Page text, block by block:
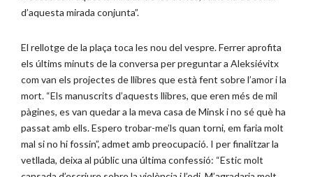
d’aquesta mirada conjunta”.
El rellotge de la plaça toca les nou del vespre. Ferrer aprofita
els últims minuts de la conversa per preguntar a Aleksiévitx
com van els projectes de llibres que està fent sobre l’amor i la
mort. “Els manuscrits d’aquests llibres, que eren més de mil
pàgines, es van quedar a la meva casa de Minsk i no sé què ha
passat amb ells. Espero trobar-me’ls quan torni, em faria molt
mal si no hi fossin”, admet amb preocupació. I per finalitzar la
vetllada, deixa al públic una última confessió: “Estic molt